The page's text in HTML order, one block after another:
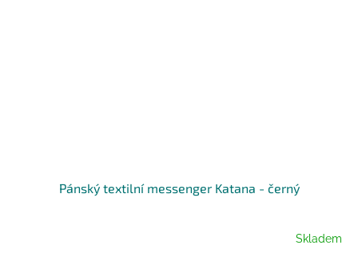
Pánský textilní messenger Katana - černý
Skladem